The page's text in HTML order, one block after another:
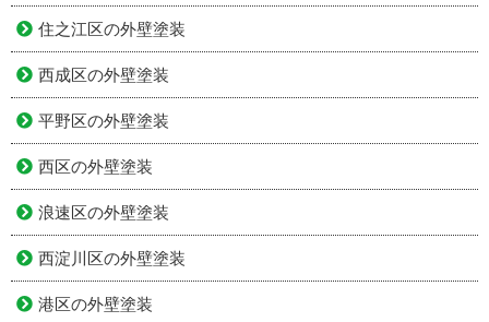
住之江区の外壁塗装
西成区の外壁塗装
平野区の外壁塗装
西区の外壁塗装
浪速区の外壁塗装
西淀川区の外壁塗装
港区の外壁塗装